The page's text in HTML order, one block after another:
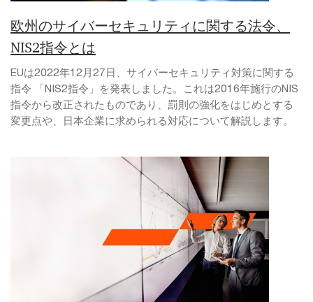
欧州のサイバーセキュリティに関する法令、
NIS2指令とは
EUは2022年12月27日、サイバーセキュリティ対策に関する
指令 「NIS2指令」を発表しました。これは2016年施行のNIS
指令から改正されたものであり、罰則の強化をはじめとする
変更点や、日本企業に求められる対応について解説します。